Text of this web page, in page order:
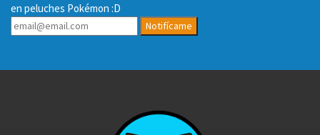
en peluches Pokémon :D
Notifícame